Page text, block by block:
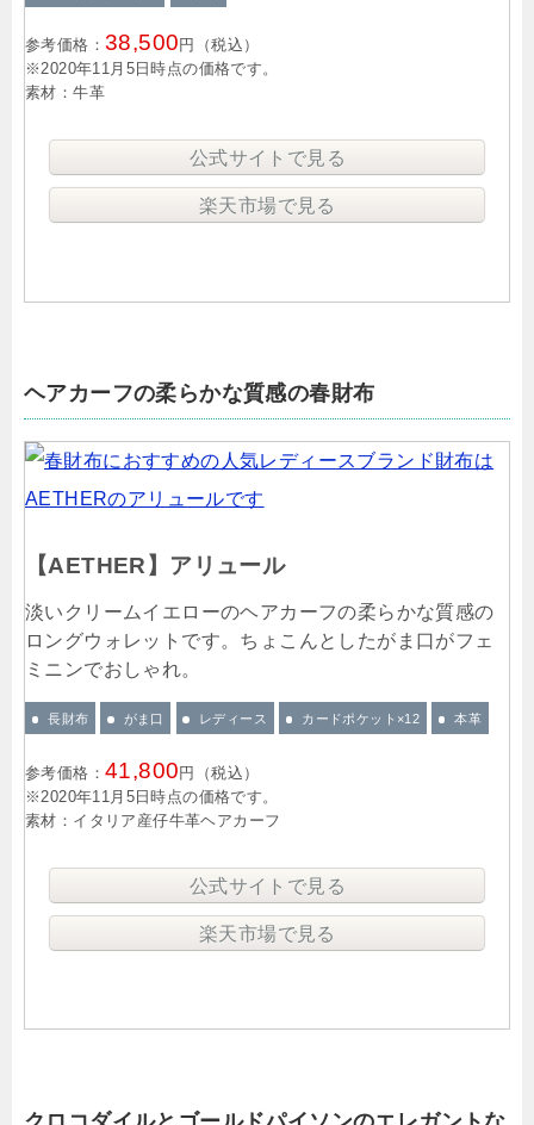
参考価格： 38,500円（税込）
※2020年11月5日時点の価格です。
素材：牛革
公式サイトで見る
楽天市場で見る
ヘアカーフの柔らかな質感の春財布
【AETHER】アリュール
淡いクリームイエローのヘアカーフの柔らかな質感の
ロングウォレットです。ちょこんとしたがま口がフェ
ミニンでおしゃれ。
長財布 がま口 レディース カードポケット×12 本革
参考価格： 41,800円（税込）
※2020年11月5日時点の価格です。
素材：イタリア産仔牛革ヘアカーフ
公式サイトで見る
楽天市場で見る